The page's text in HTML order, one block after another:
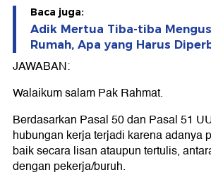
Baca juga:
Adik Mertua Tiba-tiba
Rumah, Apa yang Harus
JAWABAN:
Walaikum salam Pak Rahmat.
Berdasarkan Pasal 50 dan Pasal 51
hubungan kerja terjadi karena adanya
baik secara lisan ataupun tertulis,
dengan pekerja/buruh.